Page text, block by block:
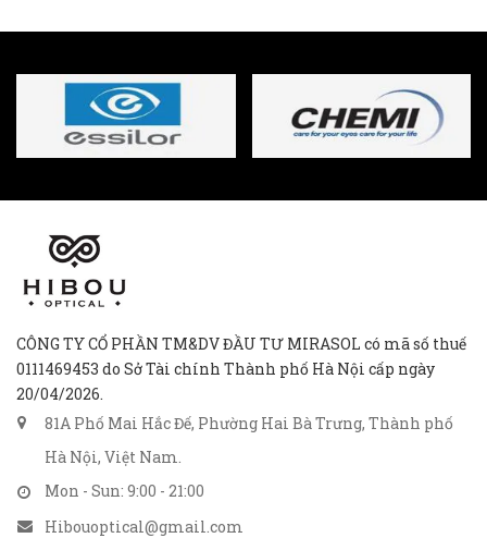
CÔNG TY CỔ PHẦN TM&DV ĐẦU TƯ MIRASOL có mã số thuế
0111469453 do Sở Tài chính Thành phố Hà Nội cấp ngày
20/04/2026.
81A Phố Mai Hắc Đế, Phường Hai Bà Trưng, Thành phố
Hà Nội, Việt Nam.
Mon - Sun: 9:00 - 21:00
Hibouoptical@gmail.com